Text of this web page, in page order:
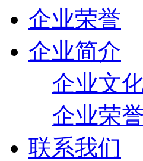
企业荣誉
企业简介
企业文
企业荣
联系我们